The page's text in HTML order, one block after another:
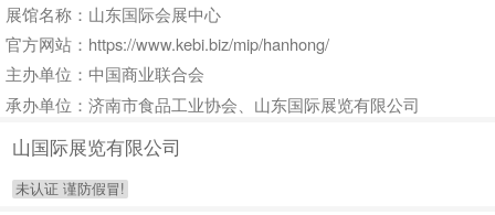
展馆名称：山东国际会展中心
官方网站：https://www.kebi.biz/mip/hanhong/
主办单位：中国商业联合会
承办单位：济南市食品工业协会、山东国际展览有限公司
山国际展览有限公司
未认证 谨防假冒!